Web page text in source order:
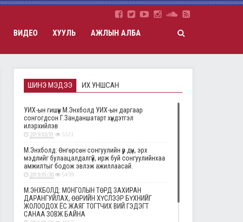
ВИДЕО ХУУЛЬ АЖЛЫН АЛБА
ШИНЭ МЭДЭЭ ИХ УНШСАН
УИХ-ын гишүүн М.Энхболд УИХ-ын даргаар
сонгогдсон Г.Занданшатарт хүндэтгэл
илэрхийлэв
2019/02/01 5521
М.Энхболд: Өнгөрсөн сонгуулийн үр дүн, эрх
мэдлийг булаацалдалгүй, ирж буй сонгуулийнхаа
амжилтыг бодож эвлэж ажиллаасай.
2019/01/30 5439
М.ЭНХБОЛД: МОНГОЛЫН ТӨРД ЗАХИРАН
ДАРАНГУЙЛАХ, ӨӨРИЙН ХҮСЛЭЭР БҮХНИЙГ
ЖОЛООДОХ ЁС ЖАЯГ ТОГТЧИХ ВИЙ ГЭДЭГТ
САНАА ЗОВЖ БАЙНА